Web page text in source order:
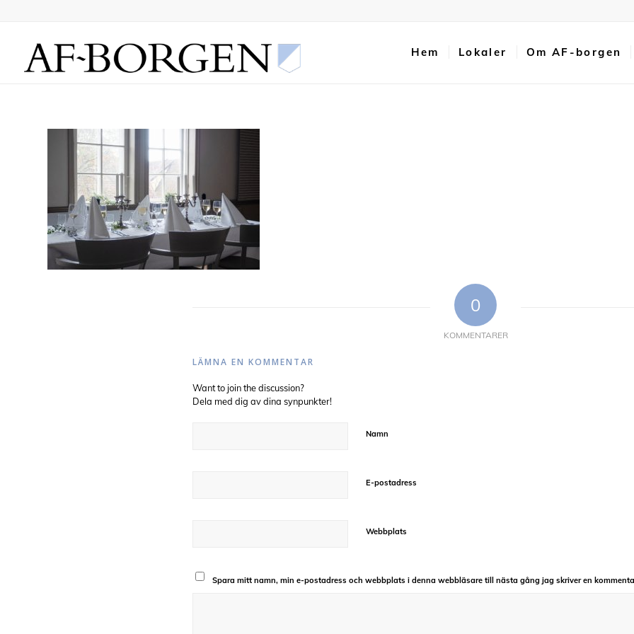
Hem Lokaler Om AF-borgen
0
KOMMENTARER
LÄMNA EN KOMMENTAR
Want to join the discussion?
Dela med dig av dina synpunkter!
Namn
E-postadress
Webbplats
Spara mitt namn, min e-postadress och webbplats i denna webbläsare till nästa gång jag skriver en